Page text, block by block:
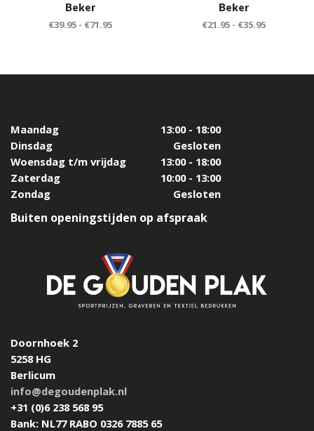
Beker
€39.95 - €71.95
Beker
€21.95 - €35.95
Maandag
13:00 - 18:00
Dinsdag
Gesloten
Woensdag t/m vrijdag
13:00 - 18:00
Zaterdag
10:00 - 13:00
Zondag
Gesloten
Buiten openingstijden op afspraak
Doornhoek 2
5258 HG
Berlicum
info@degoudenplak.nl
+31 (0)6 238 568 95
Bank: NL77 RABO 0326 7885 65